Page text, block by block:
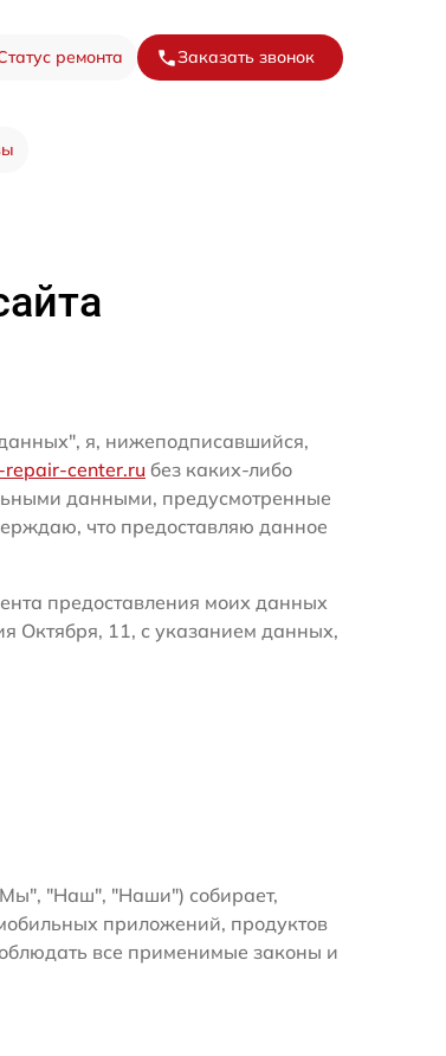
ремонта Заказать звонок
я, нижеподписавшийся,
center.ru без каких-либо
данными, предусмотренные
что предоставляю данное
предоставления моих данных
Октября, 11, с указанием данных,
"Наш", "Наши") собирает,
приложений, продуктов
все применимые законы и